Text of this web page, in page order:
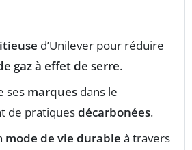
d’Unilever pour réduire
gaz à effet de serre.
ses marques dans le
de pratiquesdécarbonées.
mode de vie durable à travers